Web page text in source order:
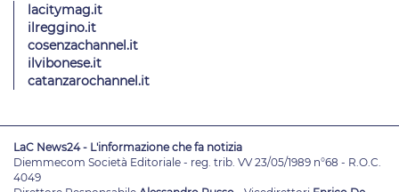
lacitymag.it
ilreggino.it
cosenzachannel.it
ilvibonese.it
catanzarochannel.it
LaC News24 - L'informazione che fa notizia
Diemmecom Società Editoriale - reg. trib. VV 23/05/1989 n°68 - R.O.C.
4049